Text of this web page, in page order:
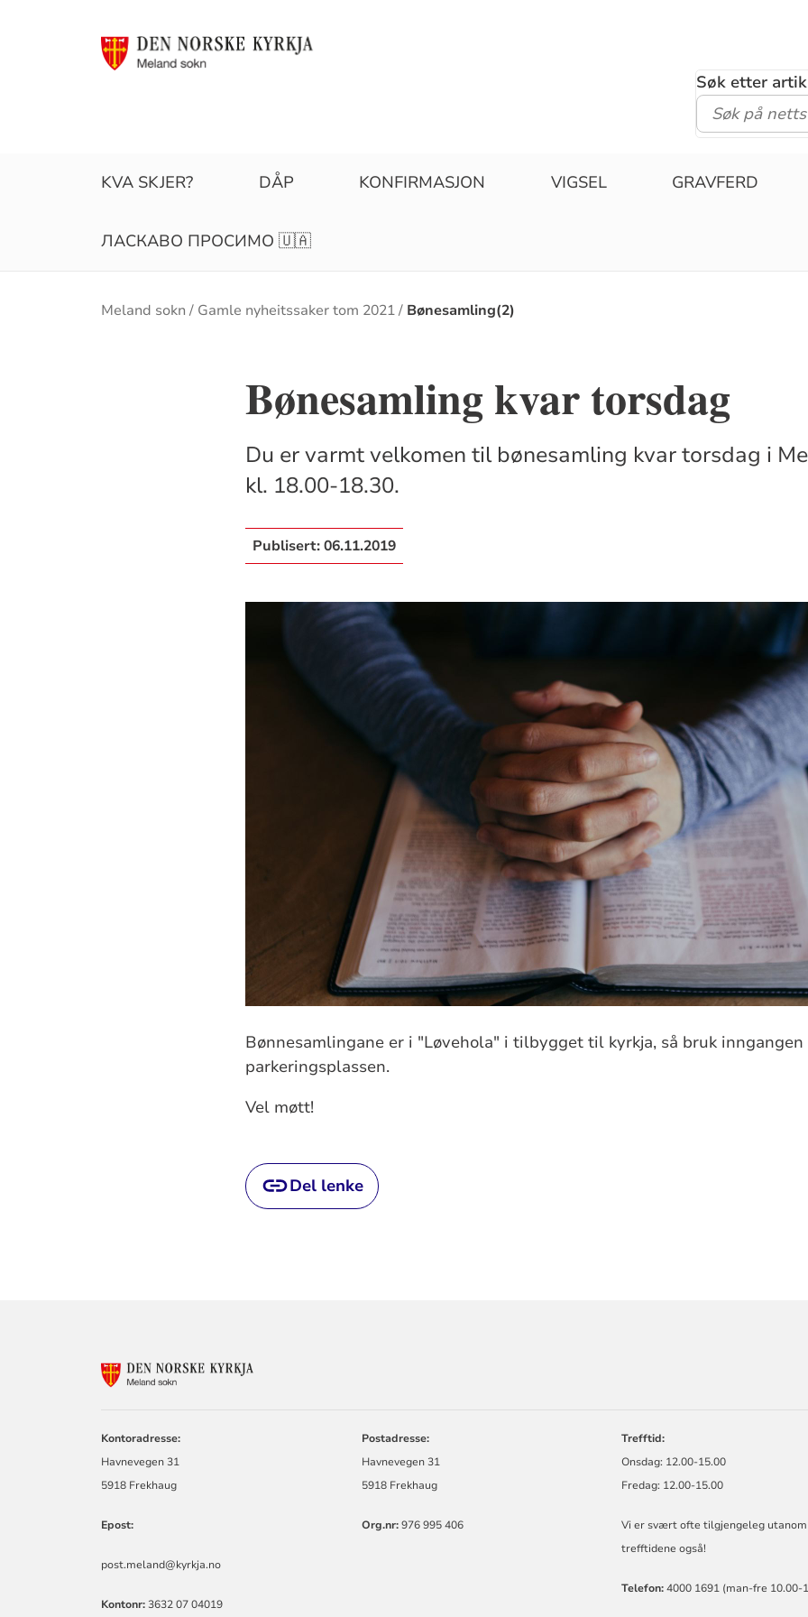
Søk etter
KVA SKJER? DÅP KONFIRMASJON VIGSEL GRAVFERD
ЛАСКАВО ПРОСИМО 🇺🇦
Brødsmulesti
Meland sokn Gamle nyheitssaker tom 2021 Bønesamling(2)
Bønesamling kvar torsdag
Du er varmt velkomen til bønesamling kvar torsdag i
kl. 18.00-18.30.
Publisert:06.11.2019
Bønnesamlingane er i "Løvehola" i tilbygget til kyrkja, så bruk inngangen
parkeringsplassen.
Vel møtt!
Del lenke
Kontoradresse:
Havnevegen 31
5918 Frekhaug
Epost:
post.meland@kyrkja.no
Kontonr: 3632 07 04019
Postadresse:
Havnevegen 31
5918 Frekhaug
Org.nr:976 995 406
Trefftid:
Onsdag: 12.00-15.00
Fredag: 12.00-15.00
Vi er svært ofte tilgjengeleg utanom
trefftidene også!
Telefon:4000 1691 (man-fre 10.00-